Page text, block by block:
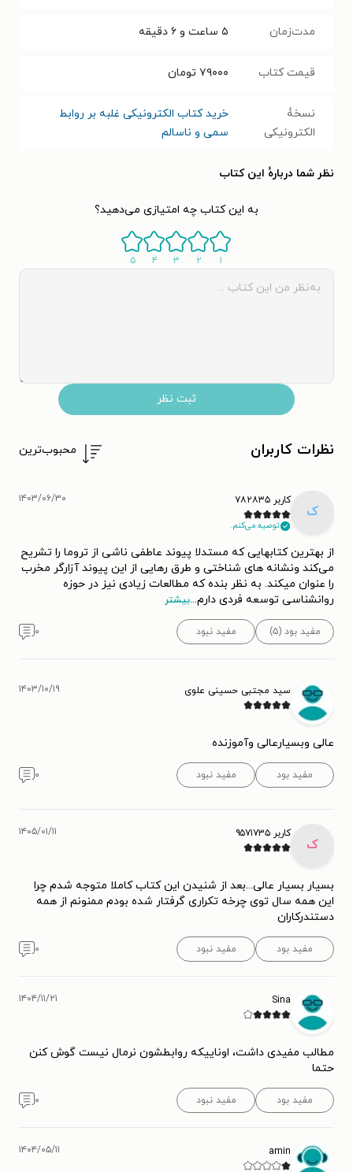
مدت‌زمان ۵ ساعت و ۶ دقیقه
قیمت کتاب ۷۹۰۰۰ تومان
نسخۀ
الکترونیکی
خرید کتاب الکترونیکی غلبه بر روابط
سمی و ناسالم
نظر شما دربارهٔ این کتاب
به این کتاب چه امتیازی می‌دهید؟
۱ ۲ ۳ ۴ ۵
ثبت نظر
نظرات کاربران محبوب‌ترین
ک
کاربر ۷۸۲۸۳۵
توصیه می‌کنم.
۱۴۰۳/۰۶/۳۰
از بهترین کتابهایی که مستدلا پیوند عاطفی ناشی از تروما را تشریح
می‌کند ونشانه های شناختی و طرق رهایی از این پیوند آزارگر مخرب
را عنوان میکند. به نظر بنده که مطالعات زیادی نیز در حوزه
روانشناسی توسعه فردی دارم...بیشتر
مفید بود (۵) مفید نبود ۰
سید مجتبی حسینی علوی ۱۴۰۳/۱۰/۱۹
عالی وبسیارعالی وآموزنده
مفید بود مفید نبود ۰
ک
کاربر ۹۵۷۱۷۳۵ ۱۴۰۵/۰۱/۱۱
بسیار بسیار عالی...بعد از شنیدن این کتاب کاملا متوجه شدم چرا
این همه سال توی چرخه تکراری گرفتار شده بودم ممنونم از همه
دستندرکاران
مفید بود مفید نبود ۰
Sina ۱۴۰۴/۱۱/۲۱
مطالب مفیدی داشت، اوناییکه روابطشون نرمال نیست گوش کنن
حتما
مفید بود مفید نبود ۰
amin ۱۴۰۴/۰۵/۱۱